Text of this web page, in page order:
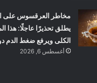
مخاطر العرقسوس على
يطلق تحذيرًا عاجلًا: هذا
الكلى ويرفع ضغط الدم
أغسطس 6, 2026